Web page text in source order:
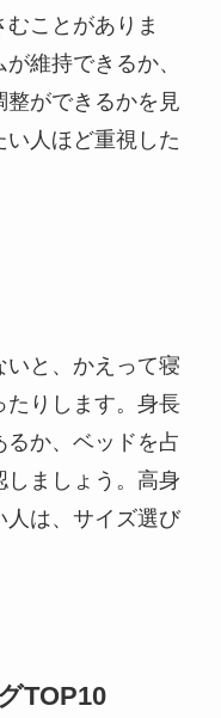
ことがありま
維持できるか、
整ができるかを見
人ほど重視した
と、かえって寝
たりします。身長
か、ベッドを占
ましょう。高身
人は、サイズ選び
TOP10